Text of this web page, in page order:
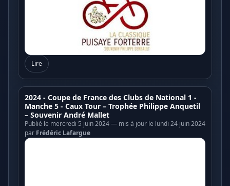
Lire
2024 - Coupe de France des Clubs de National 1 -
Manche 5 - Caux Tour – Trophée Philippe Anquetil
– Souvenir André Mallet
Publié le mercredi 5 juin 2024 — mis à jour le lundi 24 juin 2024
par Frédéric Lafargue